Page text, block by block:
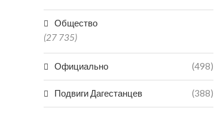
Общество
(27 735)
Официально (498)
Подвиги Дагестанцев (388)